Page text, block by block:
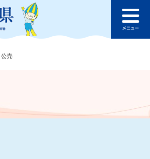
このページの本文へ
ュ
公売